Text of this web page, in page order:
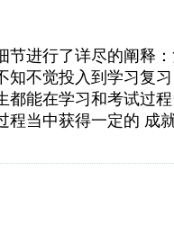
进行了详尽的阐释
不觉投入到学习复
能在学习和考试过
程当中获得一定的 成